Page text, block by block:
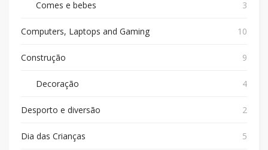
Comes e bebes 3
Computers, Laptops and Gaming 10
Construção 9
Decoração 4
Desporto e diversão 2
Dia das Crianças 5